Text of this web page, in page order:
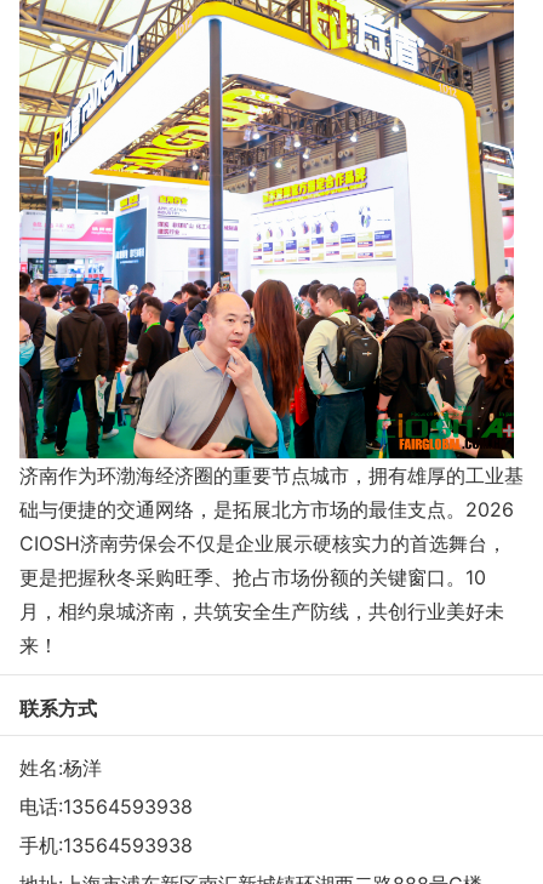
济南作为环渤海经济圈的重要节点城市，拥有雄厚的工业基
础与便捷的交通网络，是拓展北方市场的最佳支点。2026
CIOSH济南劳保会不仅是企业展示硬核实力的首选舞台，
更是把握秋冬采购旺季、抢占市场份额的关键窗口。10
月，相约泉城济南，共筑安全生产防线，共创行业美好未
来！
联系方式
姓名:杨洋
电话:13564593938
手机:13564593938